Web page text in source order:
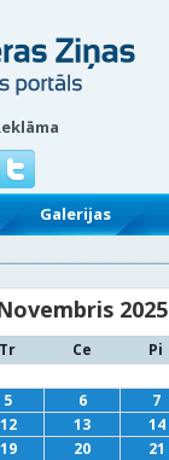
Galerijas
2025
Tr Ce Pi
5 6 7
12 13 14
19 20 21